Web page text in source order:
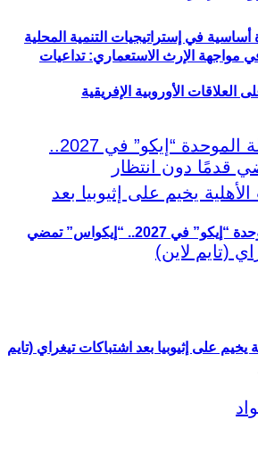
أساسية في إستراتيجيات التنمية المحلية
يخيم على إثيوبيا بعد اشتباكات تيغراي (تايم
في مواجهة الإرث الاستعماري: تداعيات
العلاقات الأوروبية الإفريقية
إطلاق العملة الموحدة “إيكو” في 2027.. “إيكواس” تمضي